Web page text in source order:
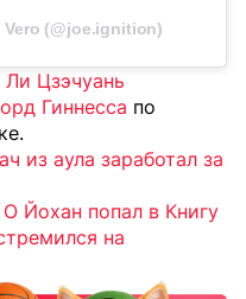
(@joe.ignition)
Ли Цзэчуань
Гиннесса по
из аула заработал за
О Йохан попал в Книгу
на